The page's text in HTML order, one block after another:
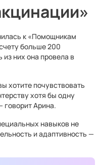
к «Помощникам
больше 200
них она провела в
хотите почувствовать
хотя бы одну
Арина.
навыков не
и адаптивность —